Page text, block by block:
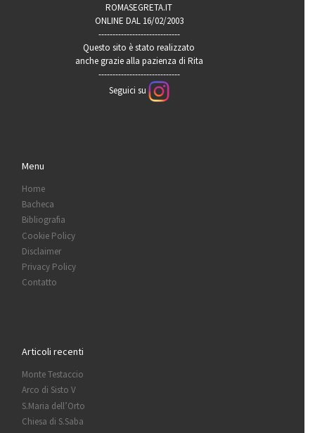
ROMASEGRETA.IT
ONLINE DAL 16/02/2003
-----------------------------
Questo sito è stato realizzato
anche grazie alla pazienza di Rita
-----------------------------
Seguici su
Menu
Home
Bacheca
Bibliografia
Cookie Policy
Disclaimer
Privacy Policy
Contatto
Articoli recenti
Monte Testaccio
Arco di Sisto V
S.Maria dell’Orto
Chiesa di S.Saba